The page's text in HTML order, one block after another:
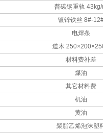
普碳钢重轨
镀锌铁丝 8#-
电焊条
道木
材料费补差
煤油
其它材料费
机油
黄油
聚脂乙烯泡沫塑